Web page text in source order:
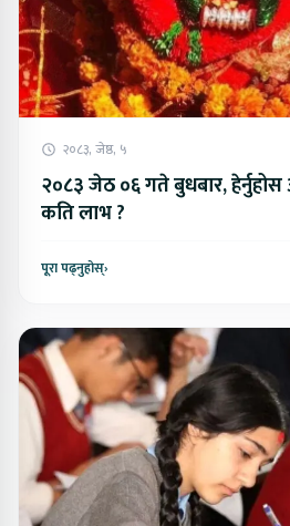
२०८३, जेष्ठ, ५
२०८३ जेठ ०६ गते बुधबार,
कति लाभ ?
पूरा पढ्नुहोस्›